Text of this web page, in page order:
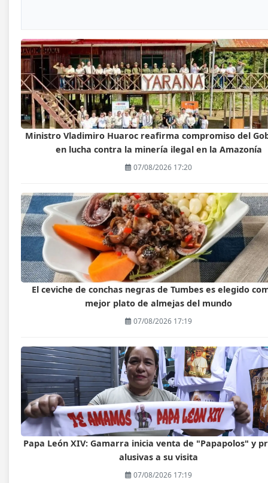
Ministro Vladimiro Huaroc reafirma compromiso del
en lucha contra la minería ilegal en la Amazonía
07/08/2026 17:20
El ceviche de conchas negras de Tumbes es elegido
mejor plato de almejas del mundo
07/08/2026 17:19
Papa León XIV: Gamarra inicia venta de "Papapolos" y
alusivas a su visita
07/08/2026 17:19